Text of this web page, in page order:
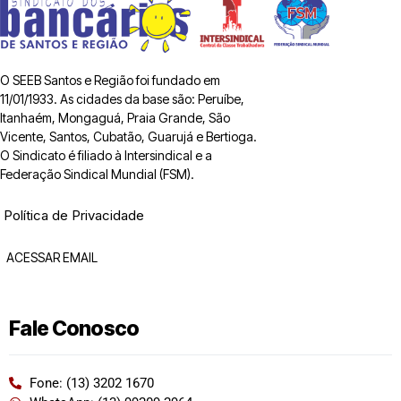
O SEEB Santos e Região foi fundado em
11/01/1933. As cidades da base são: Peruíbe,
Itanhaém, Mongaguá, Praia Grande, São
Vicente, Santos, Cubatão, Guarujá e Bertioga.
O Sindicato é filiado à Intersindical e a
Federação Sindical Mundial (FSM).
Política de Privacidade
ACESSAR EMAIL
Fale Conosco
Fone: (13) 3202 1670